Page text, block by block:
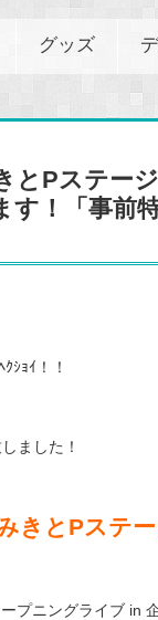
グッズ
とPステー
！「事前
ｮｲ！！
ました！
きとPステ
プニングライブ in